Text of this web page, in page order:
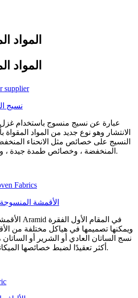
المواد
المواد
نسيج
الانتشار وهو نوع جديد من المواد المقواة
النسيج على خصائص مثل الانحناء
المنخفضة ، وخصائص طمدة جيدة ، ومرونة عالية في التصميم.
1414 الأقمشة
نسج الساتان العادي أو الشرير أو
أكثر تعقيدًا لضبط خصائصها الميكانيكية والخصائص الجمالية.